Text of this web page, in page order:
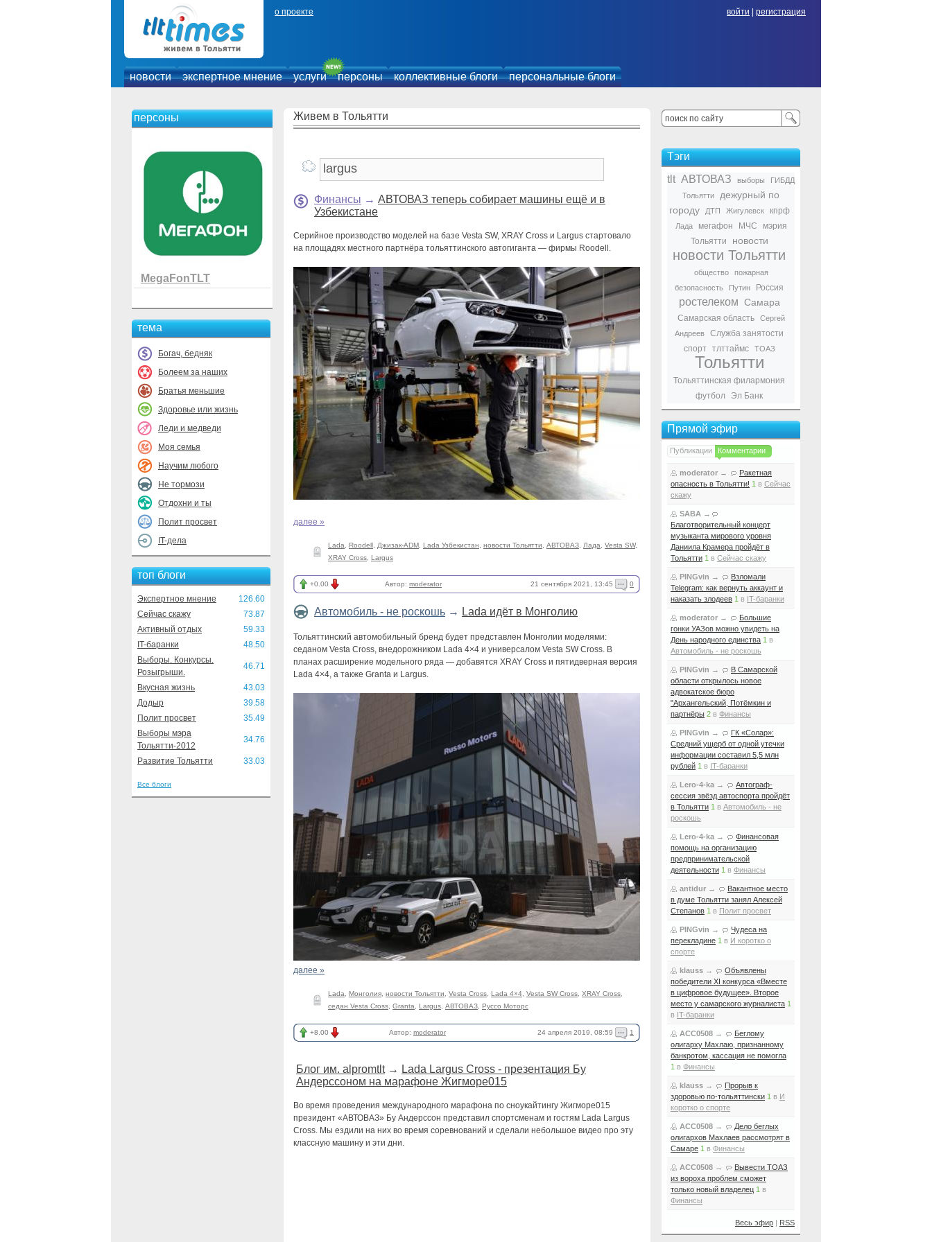
о проекте войти регистрация
новости экспертное мнение услуги персоны коллективные блоги персональные блоги
персоны
MegaFonTLT
тема
Богач, бедняк
Болеем за наших
Братья меньшие
Здоровье или жизнь
Леди и медведи
Моя семья
Научим любого
Не тормози
Отдохни и ты
Полит просвет
IT-дела
топ блоги
Экспертное мнение
126.60
Сейчас скажу
73.87
Активный отдых
59.33
IT-баранки
48.50
Выборы. Конкурсы.
Розыгрыши.
46.71
Вкусная жизнь
43.03
Додыр
39.58
Полит просвет
35.49
Выборы мэра
Тольятти-2012
34.76
Развитие Тольятти 33.03
Все блоги
Живем в Тольятти
Финансы → АВТОВАЗ теперь собирает машины ещё и в
Узбекистане
Серийное производство моделей на базе Vesta SW, XRAY Cross и Largus стартовало
на площадях местного партнёра тольяттинского автогиганта — фирмы Roodell.
далее »
Lada Roodell Джизак-ADM Lada Узбекистан новости Тольятти АВТОВАЗ Лада Vesta SW,
XRAY Cross Largus
+0.00 Автор: moderator 21 сентября 2021, 13:45 0
Автомобиль - не роскошь → Lada идёт в Монголию
Тольяттинский автомобильный бренд будет представлен Монголии моделями:
седаном Vesta Cross, внедорожником Lada 4×4 и универсалом Vesta SW Cross. В
планах расширение модельного ряда — добавятся XRAY Cross и пятидверная версия
Lada 4×4, а также Granta и Largus.
далее »
Lada Монголия новости Тольятти Vesta Cross Lada 4×4 Vesta SW Cross XRAY Cross
седан Vesta Cross Granta Largus АВТОВАЗ Руссо Моторс
+8.00 Автор: moderator 24 апреля 2019, 08:59 1
Блог им. alpromtlt→ Lada Largus Cross - презентация Бу
Андерссоном на марафоне Жигморе015
Во время проведения международного марафона по сноукайтингу Жигморе015
президент «АВТОВАЗ» Бу Андерссон представил спортсменам и гостям Lada Largus
Cross. Мы ездили на них во время соревнований и сделали небольшое видео про эту
классную машину и эти дни.
Тэги
tlt АВТОВАЗ выборы
ГИБДД
Тольятти
дежурный по
городу
ДТП Жигулевск кпрф
Лада мегафон МЧС
мэрия
Тольятти
новости
новости Тольятти
общество
пожарная
безопасность
Путин Россия
ростелеком Самара
Самарская область
Сергей
Андреев
Служба занятости
спорт
тлттаймс ТОАЗ
Тольятти
Тольяттинская филармония
футбол
Эл Банк
Прямой эфир
Публикации Комментарии
moderator →
Ракетная
опасность в Тольятти! 1 в Сейчас
скажу
SABA →
Благотворительный концерт
музыканта мирового уровня
Даниила Крамера пройдёт в
Тольятти 1 в Сейчас скажу
PINGvin →
Взломали
Telegram: как вернуть аккаунт и
наказать злодеев 1 в IT-баранки
moderator →
Большие
гонки УАЗов можно увидеть на
День народного единства 1 в
Автомобиль - не роскошь
PINGvin →
В Самарской
области открылось новое
адвокатское бюро
"Архангельский, Потёмкин и
партнёры 2 в Финансы
PINGvin →
ГК «Солар»:
Средний ущерб от одной утечки
информации составил 5,5 млн
рублей 1 в IT-баранки
Lero-4-ka →
Автограф-
сессия звёзд автоспорта пройдёт
в Тольятти 1 в Автомобиль - не
роскошь
Lero-4-ka →
Финансовая
помощь на организацию
предпринимательской
деятельности 1 в Финансы
antidur →
Вакантное место
в думе Тольятти занял Алексей
Степанов 1 в Полит просвет
PINGvin →
Чудеса на
перекладине 1 в И коротко о
спорте
klauss →
Объявлены
победители XI конкурса «Вместе
в цифровое будущее». Второе
место у самарского журналиста 1
в IT-баранки
ACC0508 →
Беглому
олигарху Махлаю, признанному
банкротом, кассация не помогла
1 в Финансы
klauss →
Прорыв к
здоровью по-тольяттински 1 в И
коротко о спорте
ACC0508 →
Дело беглых
олигархов Махлаев рассмотрят в
Самаре 1 в Финансы
ACC0508 →
Вывести ТОАЗ
из вороха проблем сможет
только новый владелец 1 в
Финансы
Весь эфир | RSS